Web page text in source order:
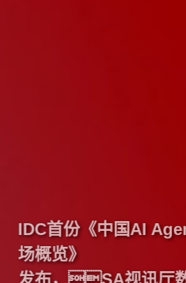
IDC首份《中国AI
场概览》
发布，SA视讯厅